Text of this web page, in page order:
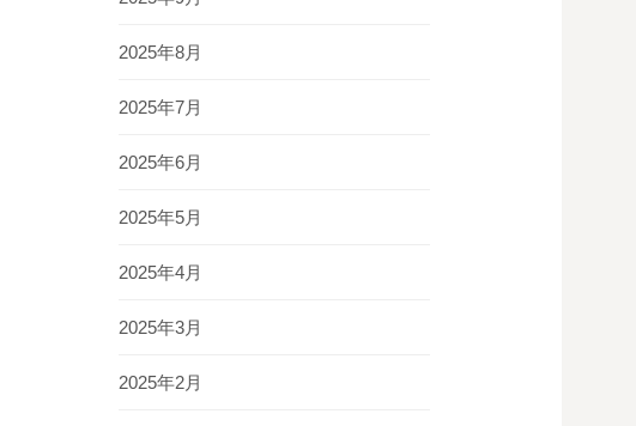
2025年8月
2025年7月
2025年6月
2025年5月
2025年4月
2025年3月
2025年2月